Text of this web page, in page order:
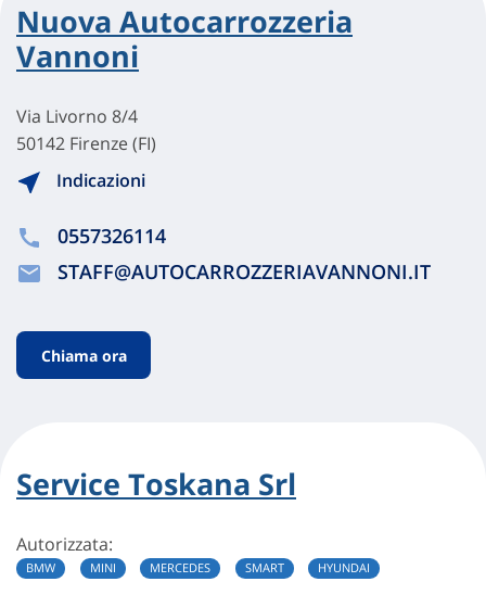
Nuova Autocarrozzeria
Vannoni
Via Livorno 8/4
50142 Firenze (FI)
Indicazioni
0557326114
STAFF@AUTOCARROZZERIAVANNONI.IT
Chiama ora
Service Toskana Srl
Autorizzata:
BMW MINI MERCEDES SMART HYUNDAI